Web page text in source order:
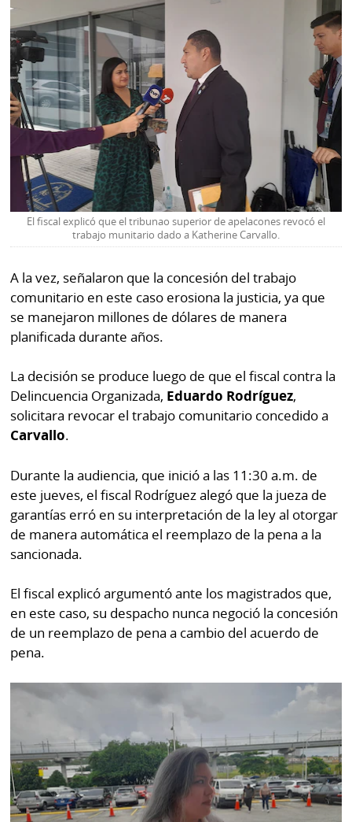
⌾
Sábado
Picante
⌾
La
Repregunta
Sabrina
Sin
Censura
El fiscal explicó que el tribunao superior de apelacones revocó el
trabajo munitario dado a Katherine Carvallo.
A la vez, señalaron que la concesión del trabajo
comunitario en este caso erosiona la justicia, ya que
se manejaron millones de dólares de manera
planificada durante años.
La decisión se produce luego de que el fiscal contra la
Delincuencia Organizada, Eduardo Rodríguez,
solicitara revocar el trabajo comunitario concedido a
Carvallo.
Durante la audiencia, que inició a las 11:30 a.m. de
este jueves, el fiscal Rodríguez alegó que la jueza de
garantías erró en su interpretación de la ley al otorgar
de manera automática el reemplazo de la pena a la
sancionada.
El fiscal explicó argumentó ante los magistrados que,
en este caso, su despacho nunca negoció la concesión
de un reemplazo de pena a cambio del acuerdo de
pena.